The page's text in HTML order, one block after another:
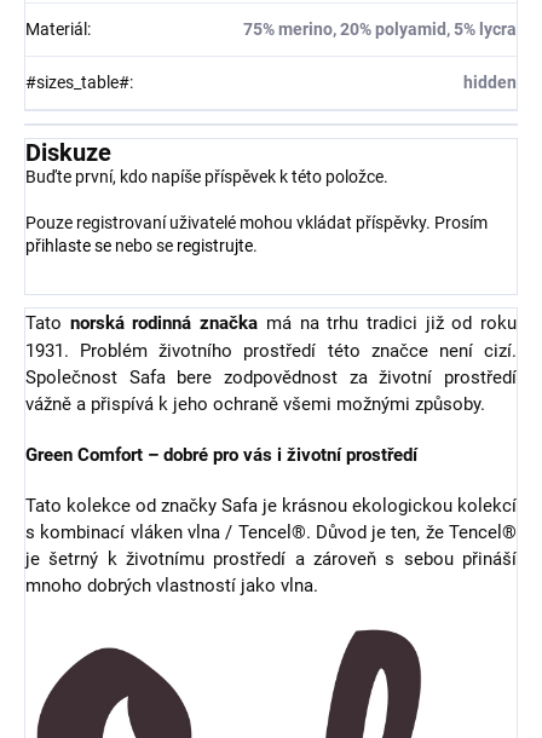
Materiál : 75% merino, 20% polyamid, 5% lycra
#sizes_table#: hidden
Diskuze
Buďte první, kdo napíše příspěvek k této položce.
Pouze registrovaní uživatelé mohou vkládat příspěvky. Prosím
přihlaste se nebo se registrujte.
Tato norská rodinná značka má na trhu tradici již od roku
1931. Problém životního prostředí této značce není cizí.
Společnost Safa bere zodpovědnost za životní prostředí
vážně a přispívá k jeho ochraně všemi možnými způsoby.
Green Comfort – dobré pro vás i životní prostředí
Tato kolekce od značky Safa je krásnou ekologickou kolekcí
s kombinací vláken vlna / Tencel®. Důvod je ten, že Tencel®
je šetrný k životnímu prostředí a zároveň s sebou přináší
mnoho dobrých vlastností jako vlna.